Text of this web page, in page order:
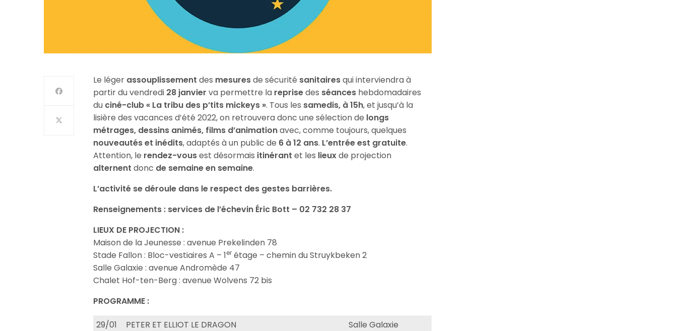
Le léger assouplissement des mesuresde sécurité sanitairesqui interviendra à
partir du vendredi 28 janvier va permettre la reprisedes séances hebdomadaires
du ciné-club « La tribu des p’tits mickeys ». Tous les samedis, à 15h, et jusqu’à la
lisière des vacances d’été 2022, on retrouvera donc une sélection de longs
métrages, dessins animés, films d’animationavec, comme toujours, quelques
nouveautés et inédits, adaptés à un public de 6 à 12 ans. L’entrée est gratuite.
Attention, le rendez-vousest désormais itinérant et les lieuxde projection
alternent donc de semaine en semaine.
L’activité se déroule dans le respect des gestes barrières.
Renseignements : services de l’échevin Éric Bott – 02 732 28 37
LIEUX DE PROJECTION :
Maison de la Jeunesse : avenue Prekelinden 78
Stade Fallon : Bloc-vestiaires A – 1er étage – chemin du Struykbeken 2
Salle Galaxie : avenue Andromède 47
Chalet Hof-ten-Berg : avenue Wolvens 72 bis
PROGRAMME :
29/01 PETER ET ELLIOT LE DRAGON
Salle Galaxie